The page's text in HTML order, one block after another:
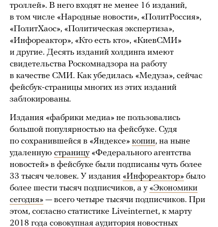
троллей». В него входят не менее 16 изданий,
в том числе «Народные новости», «ПолитРоссия»,
«ПолитХаос», «Политическая экспертиза»,
«Инфореактор», «Кто есть кто», «КиевСМИ»
и другие. Десять изданий холдинга имеют
свидетельства Роскомнадзора на работу
в качестве СМИ. Как убедилась «Медуза», сейчас
фейсбук-страницы многих из этих изданий
заблокированы.
Издания «фабрики медиа» не пользовались
большой популярностью на фейсбуке. Судя
по сохранившейся в «Яндексе» копии, на ныне
удаленную страницу«Федерального агентства
новостей» в фейсбуке были подписаны чуть более
33 тысяч человек. У издания «Инфореактор» было
более шести тысяч подписчиков, а у «Экономики
сегодня» — всего четыре тысячи подписчиков. При
этом, согласно статистике Liveinternet, к марту
2018 года совокупная аудитория новостных